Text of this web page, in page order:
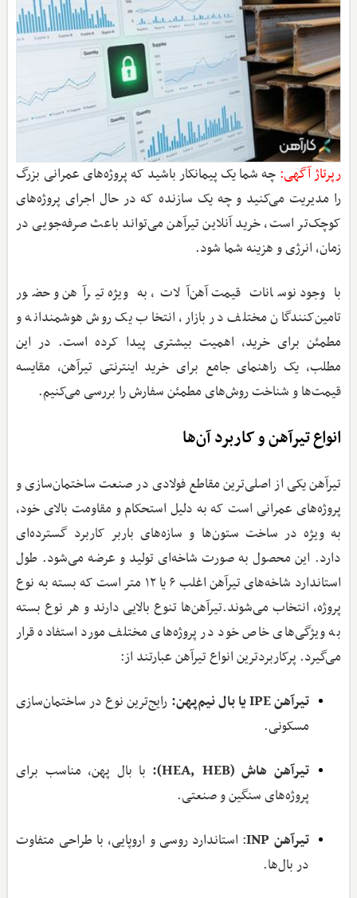
رپرتاژ آگهی: چه شما یک پیمانکار باشید که پروژه‌های عمرانی بزرگ
را مدیریت می‌کنید و چه یک سازنده که در حال اجرای پروژه‌های
کوچک‌تر است، خرید آنلاین تیرآهن می‌تواند باعث صرفه‌جویی در
زمان، انرژی و هزینه شما شود.
با وجود نوسانات قیمت آهن‌آلات، به ‌ویژه تیرآهن و حضور
تامین‌کنندگان مختلف در بازار، انتخاب یک روش هوشمندانه و
مطمئن برای خرید، اهمیت بیشتری پیدا کرده است. در این
مطلب، یک راهنمای جامع برای خرید اینترنتی تیرآهن، مقایسه
قیمت‌ها و شناخت روش‌های مطمئن سفارش را بررسی می‌کنیم.
انواع تیرآهن و کاربرد آن‌ها
تیرآهن یکی از اصلی‌ترین مقاطع فولادی در صنعت ساختمان‌سازی و
پروژه‌های عمرانی است که به دلیل استحکام و مقاومت بالای خود،
به ‌ویژه در ساخت ستون‌ها و سازه‌های باربر کاربرد گسترده‌ای
دارد. این محصول به صورت شاخه‌ای تولید و عرضه می‌شود. طول
استاندارد شاخه‌های تیرآهن اغلب ۶ یا ۱۲ متر است که بسته به نوع
پروژه، انتخاب می‌شوند.تیرآهن‌ها تنوع بالایی دارند و هر نوع بسته
به ویژگی‌های خاص خود در پروژه‌های مختلف مورد استفاده قرار
می‌گیرد. پرکاربردترین انواع تیرآهن عبارتند از:
تیرآهنIPEیا بال نیم‌پهن: رایج‌ترین نوع در ساختمان‌سازی
مسکونی.
تیرآهن هاش (HEA, HEB
): با بال پهن، مناسب برای
پروژه‌های سنگین و صنعتی.
تیرآهن INP: استاندارد روسی و اروپایی، با طراحی متفاوت
در بال‌ها.